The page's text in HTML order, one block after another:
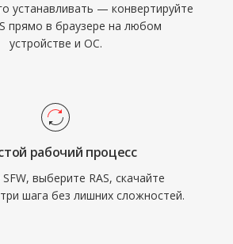
устанавливать — конвертируйте
прямо в браузере на любом
устройстве и ОС.
рабочий процесс
SFW, выберите RAS, скачайте
шага без лишних сложностей.